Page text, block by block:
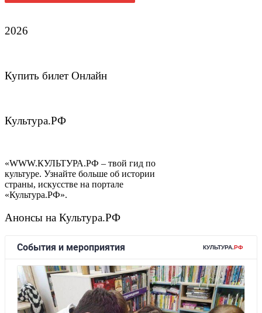
2026
Купить билет Онлайн
Культура.РФ
«WWW.КУЛЬТУРА.РФ – твой гид по
культуре. Узнайте больше об истории
страны, искусстве на портале
«Культура.РФ».
Анонсы на Культура.РФ